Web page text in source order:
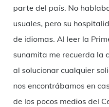
parte del país. No
usuales, pero su
de idiomas. Al leer la
sunamita me recuerda la
al solucionar cualquier
nos encontrábamos en
de los pocos medios del